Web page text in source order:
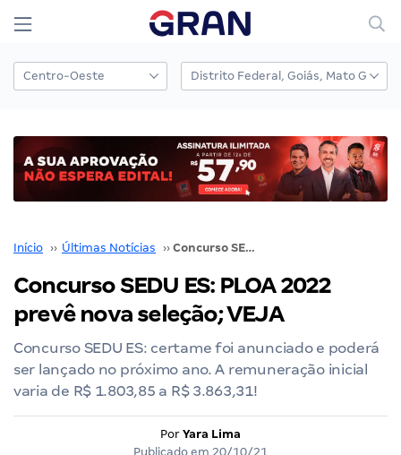
Início ›› Últimas Notícias ›› Concurso SEDU ES: PLOA 2022 prevê nova seleção; VEJA
Concurso SEDU ES: PLOA 2022
prevê nova seleção; VEJA
Concurso SEDU ES: certame foi anunciado e poderá
ser lançado no próximo ano. A remuneração inicial
varia de R$ 1.803,85 a R$ 3.863,31!
Por Yara Lima
Publicado em 20/10/21